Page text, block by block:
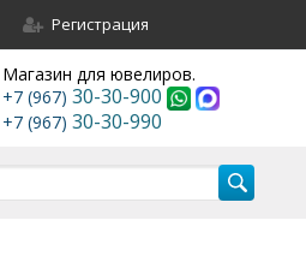
Регистрация
Магазин для ювелиров.
+7 (967) 30-30-900
+7 (967) 30-30-990